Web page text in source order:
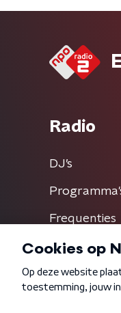
Radio
DJ’s
Frequenties
Algemene